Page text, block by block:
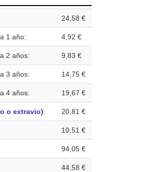
24,58 €
1 año: 4,92 €
2 años: 9,83 €
3 años: 14,75 €
4 años: 19,67 €
o extravio): 20,81 €
10,51 €
94,05 €
44,58 €